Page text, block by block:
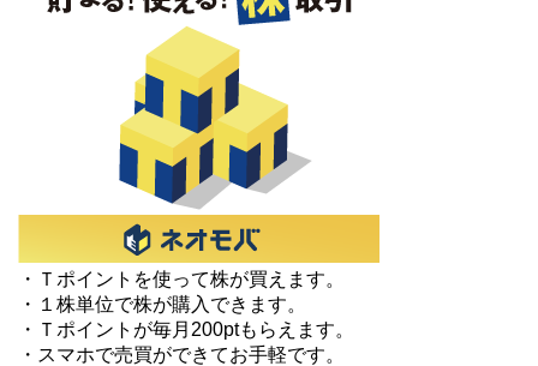
・Ｔポイントを使って株が買えます。
・１株単位で株が購入できます。
・Ｔポイントが毎月200ptもらえます。
・スマホで売買ができてお手軽です。